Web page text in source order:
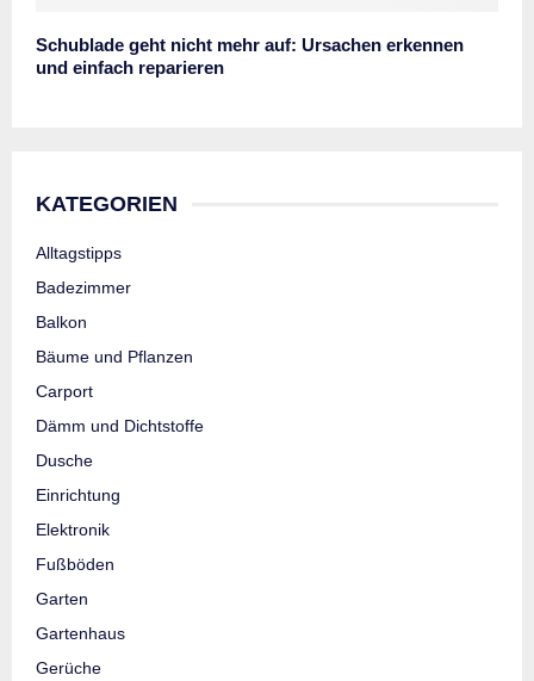
Schublade geht nicht mehr auf: Ursachen erkennen
und einfach reparieren
KATEGORIEN
Alltagstipps
Badezimmer
Balkon
Bäume und Pflanzen
Carport
Dämm und Dichtstoffe
Dusche
Einrichtung
Elektronik
Fußböden
Garten
Gartenhaus
Gerüche